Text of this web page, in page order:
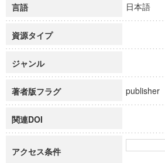
言語 日本語
資源タイプ
ジャンル
著者版フラグ publisher
関連DOI
アクセス条件